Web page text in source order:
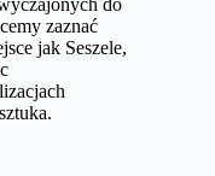
zaznać
jak Seszele,